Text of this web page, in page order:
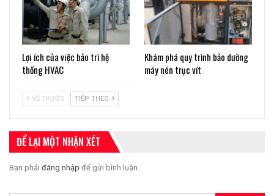
Lợi ích của việc bảo trì hệ
thống HVAC
Khám phá quy trình bảo dưỡng
máy nén trục vít
VỀ TRƯỚC TIẾP THEO
ĐỂ LẠI MỘT NHẬN XÉT
Bạn phải đăng nhập để gửi bình luận.